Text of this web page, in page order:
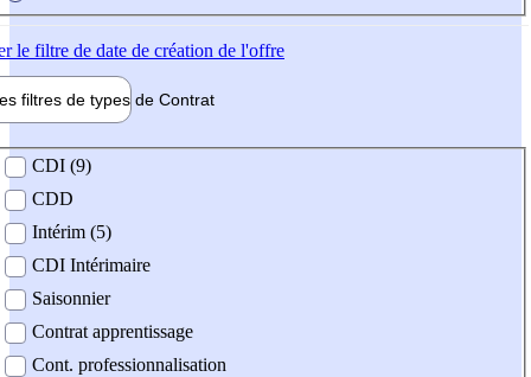
le filtre de date de création de l'offre
filtres de types de Contrat
contrat
CDI (9)
CDD
Intérim (5)
CDI Intérimaire
Saisonnier
Contrat apprentissage
Cont. professionnalisation